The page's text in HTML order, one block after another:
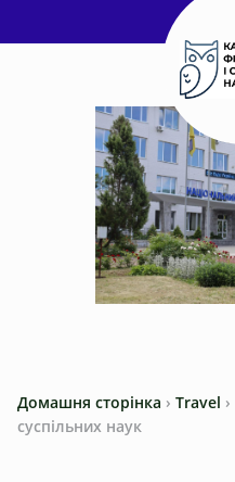
Домашня сторінка › Travel ›
суспільних наук